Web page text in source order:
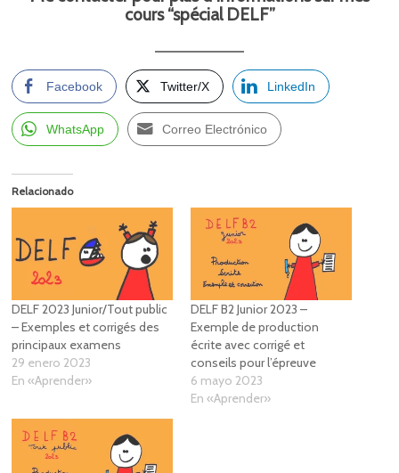
cours “spécial DELF”
Facebook Twitter/X LinkedIn
WhatsApp Correo Electrónico
Relacionado
DELF 2023 Junior/Tout public
– Exemples et corrigés des
principaux examens
29 enero 2023
En «Aprender»
DELF B2 Junior 2023 –
Exemple de production
écrite avec corrigé et
conseils pour l’épreuve
6 mayo 2023
En «Aprender»